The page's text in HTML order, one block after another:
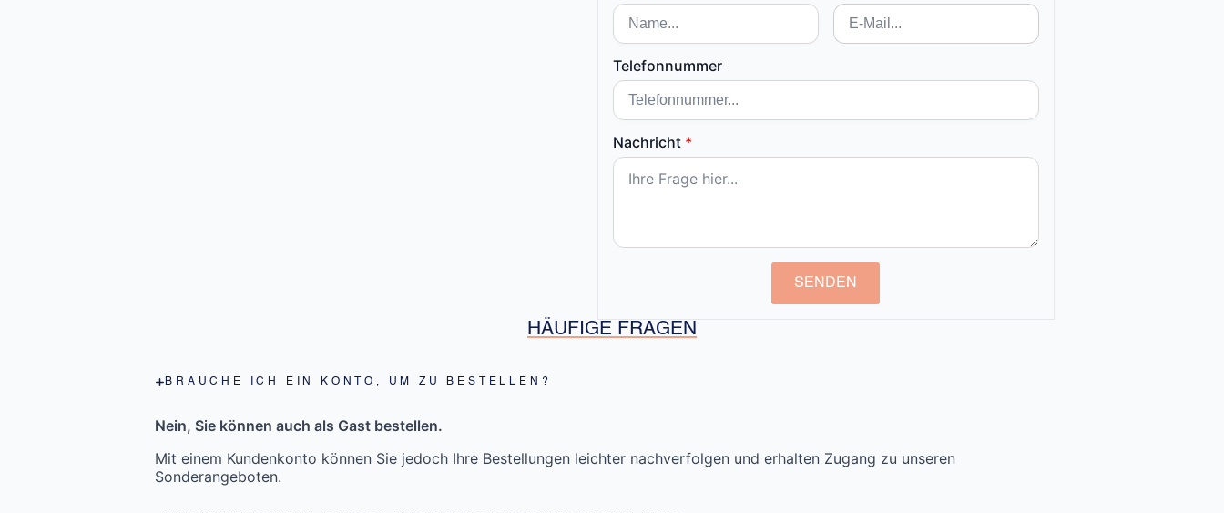
Telefonnummer
Nachricht *
SENDEN
HÄUFIGE FRAGEN
BRAUCHE ICH EIN KONTO, UM ZU BESTELLEN?
Nein, Sie können auch als Gast bestellen.
Mit einem Kundenkonto können Sie jedoch Ihre Bestellungen leichter nachverfolgen und erhalten Zugang zu unseren
Sonderangeboten.